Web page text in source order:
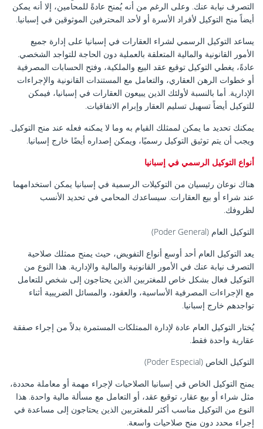
التصرف نيابة عنك. وعلى الرغم من أنه يُمنح عادةً للمحامين، إلا أنه يمكن
أيضاً منح التوكيل لأفراد الأسرة أو لأحد المحترفين الموثوقين في إسبانيا.
يساعد التوكيل الرسمي لشراء العقارات في إسبانيا على إدارة جميع
الأمور القانونية والمالية المتعلقة بالعملية دون الحاجة للتواجد الشخصي.
عادةً، يغطي التوكيل توقيع عقد البيع والملكية، وفتح الحسابات المصرفية
أو خطوات الرهن العقاري، والتعامل مع المستندات القانونية والإجراءات
الإدارية. أما بالنسبة لأولئك الذين يبيعون العقارات في إسبانيا، فيمكن
للتوكيل أيضاً تسهيل تسليم العقار وإبرام الاتفاقيات.
يمكنك تحديد ما يمكن لممثلك القيام به وما لا يمكنه فعله عند منح التوكيل.
ويجب أن يتم توثيق التوكيل رسميًا، ويمكن إصداره أيضًا خارج إسبانيا.
أنواع التوكيل الرسمي في إسبانيا
هناك نوعان رئيسيان من التوكيلات الرسمية في إسبانيا يمكن استخدامهما
عند شراء أو بيع العقارات. سيساعدك المحامي في تحديد الأنسب
لظروفك.
التوكيل العام (Poder General)
يعد التوكيل العام أحد أوسع أنواع التفويض، حيث يمنح ممثلك صلاحية
التصرف نيابة عنك في الأمور القانونية والمالية والإدارية. هذا النوع من
التوكيل فعال بشكل خاص للمغتربين الذين يحتاجون إلى شخص للتعامل
مع الإجراءات المصرفية الأساسية، والعقود، والمسائل الضريبية أثناء
تواجدهم خارج إسبانيا.
يُختار التوكيل العام عادة لإدارة الممتلكات المستمرة بدلاً من إجراء صفقة
عقارية واحدة فقط.
التوكيل الخاص (Poder Especial)
يمنح التوكيل الخاص في إسبانيا الصلاحيات لإجراء مهمة أو معاملة محددة،
مثل شراء أو بيع عقار، توقيع عقد، أو التعامل مع مسألة مالية واحدة. هذا
النوع من التوكيل مناسب أكثر للمغتربين الذين يحتاجون إلى مساعدة في
إجراء محدد دون منح صلاحيات واسعة.